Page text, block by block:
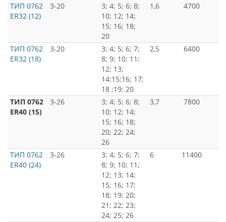
ТИП 0762
ER32 (12)
3-20
3; 4; 5; 6; 8;
10; 12; 14;
15; 16; 18;
20
1,6 4700
ТИП 0762
ER32 (18)
3-20
3; 4; 5; 6; 7;
8; 9; 10; 11;
12; 13;
14;15;16; 17;
18 ;19; 20
2,5 6400
ТИП 0762
ER40 (15)
3-26
3; 4; 5; 6; 8;
10; 12; 14;
15; 16; 18;
20; 22; 24;
26
3,7 7800
ТИП 0762
ER40 (24)
3-26
3; 4; 5; 6; 7;
8; 9; 10; 11;
12; 13; 14;
15; 16; 17;
18; 19; 20;
21; 22; 23;
24; 25; 26
6 11400